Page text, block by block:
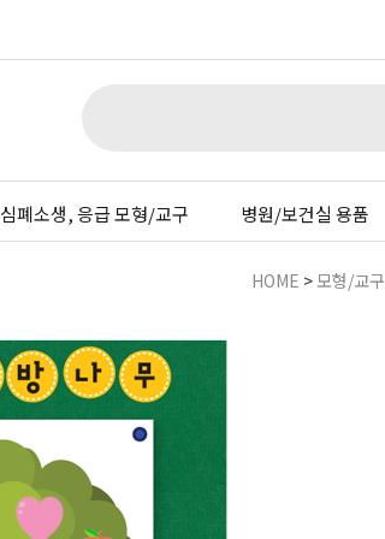
심폐소생, 응급 모형/교구 병원/보건실 용품
HOME > 모형/교구